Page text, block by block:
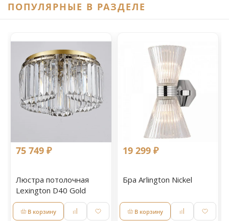
ПОПУЛЯРНЫЕ В РАЗДЕЛЕ
75 749 ₽
Люстра потолочная
Lexington D40 Gold
В корзину
19 299 ₽
Бра Arlington Nickel
В корзину